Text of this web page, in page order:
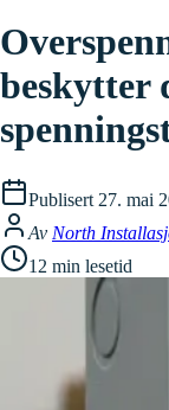
beskytter
Publisert 27. mai
Av North
12 min lesetid